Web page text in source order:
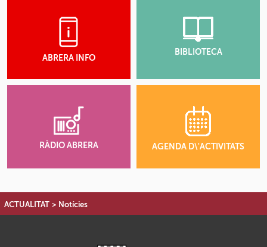
ABRERA INFO
BIBLIOTECA
RÀDIO ABRERA AGENDA D\'ACTIVITATS
ACTUALITAT > Notícies